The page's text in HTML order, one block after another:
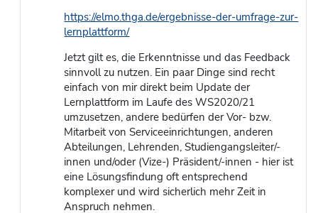
https://elmo.thga.de/ergebnisse-der-umfrage-zur-
lernplattform/
Jetzt gilt es, die Erkenntnisse und das Feedback
sinnvoll zu nutzen. Ein paar Dinge sind recht
einfach von mir direkt beim Update der
Lernplattform im Laufe des WS2020/21
umzusetzen, andere bedürfen der Vor- bzw.
Mitarbeit von Serviceeinrichtungen, anderen
Abteilungen, Lehrenden, Studiengangsleiter/-
innen und/oder (Vize-) Präsident/-innen - hier ist
eine Lösungsfindung oft entsprechend
komplexer und wird sicherlich mehr Zeit in
Anspruch nehmen.